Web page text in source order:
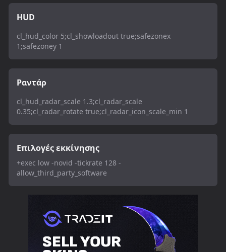
HUD
cl_hud_color 5;cl_showloadout true;safezonex
1;safezoney 1
Ραντάρ
cl_hud_radar_scale 1.3;cl_radar_scale
0.35;cl_radar_rotate true;cl_radar_icon_scale_min 1
Επιλογές εκκίνησης
+exec low -novid -tickrate 128 -
allow_third_party_software